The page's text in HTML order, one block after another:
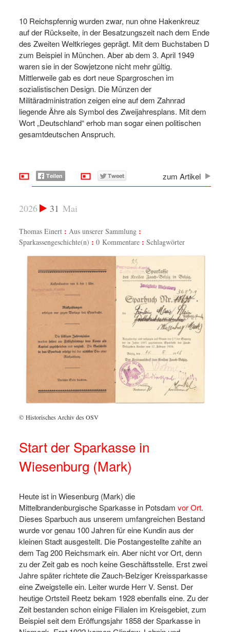
10 Reichspfennig wurden zwar, nun ohne Hakenkreuz
auf der Rückseite, in der Besatzungszeit nach dem Ende
des Zweiten Weltkrieges geprägt. Mit dem Buchstaben D
zum Beispiel in München. Aber ab dem 3. April 1949
waren sie in der Sowjetzone nicht mehr gültig.
Mittlerweile gab es dort neue Spargroschen im
sozialistischen Design. Die Münzen der
Militäradministration zeigen eine auf dem Zahnrad
liegende Ähre als Symbol des Zweijahresplans. Mit dem
Wort „Deutschland“ erhob man sogar einen politischen
gesamtdeutschen Anspruch.
zum Artikel
31 Mai
2026
Thomas Einert
Aus unserer Sammlung
Sparkassengeschichte(n)
0 Kommentare Schlagwörter
© Historisches Archiv des OSV
Start der Sparkasse in
Wiesenburg (Mark)
Heute ist in Wiesenburg (Mark) die
Mittelbrandenburgische Sparkasse in Potsdam vor Ort.
Dieses Sparbuch aus unserem umfangreichen Bestand
wurde vor genau 100 Jahren für eine Kundin aus der
kleinen Stadt ausgestellt. Die Postangestellte zahlte an
dem Tag 200 Reichsmark ein. Aber nicht vor Ort, denn
zu der Zeit gab es noch keine Geschäftsstelle. Erst zwei
Jahre später richtete die Zauch-Belziger Kreissparkasse
eine Zweigstelle ein. Leiter wurde Herr V. Senst. Der
heutige Ortsteil Reetz bekam 1928 ebenfalls eine. Zu der
Zeit bestanden schon einige Filialen im Kreisgebiet, zum
Beispiel seit dem Eröffungsjahr 1858 der Sparkasse in